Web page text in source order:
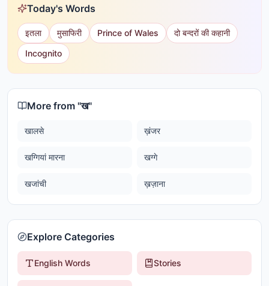
Today's Words
इतला मुसाफिरी Prince of Wales
दो बन्दरों की कहानी
Incognito
More from "ख"
खालसे ख़ंजर
खग्गियां मारना खग्गे
खजांची ख़ज़ाना
Explore Categories
English Words Stories